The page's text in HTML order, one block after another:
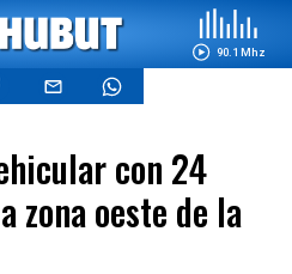
90.1 Mhz
con 24
zona oeste de la